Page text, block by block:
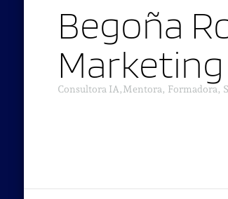
Begoña
Consultora IA,Mentora, Formadora,